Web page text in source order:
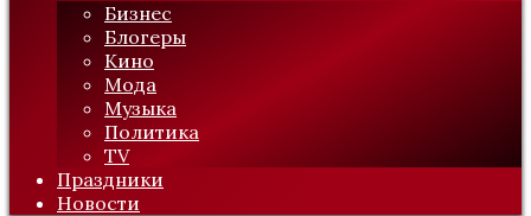
Бизнес
Блогеры
Кино
Мода
Музыка
Политика
TV
Праздники
Новости